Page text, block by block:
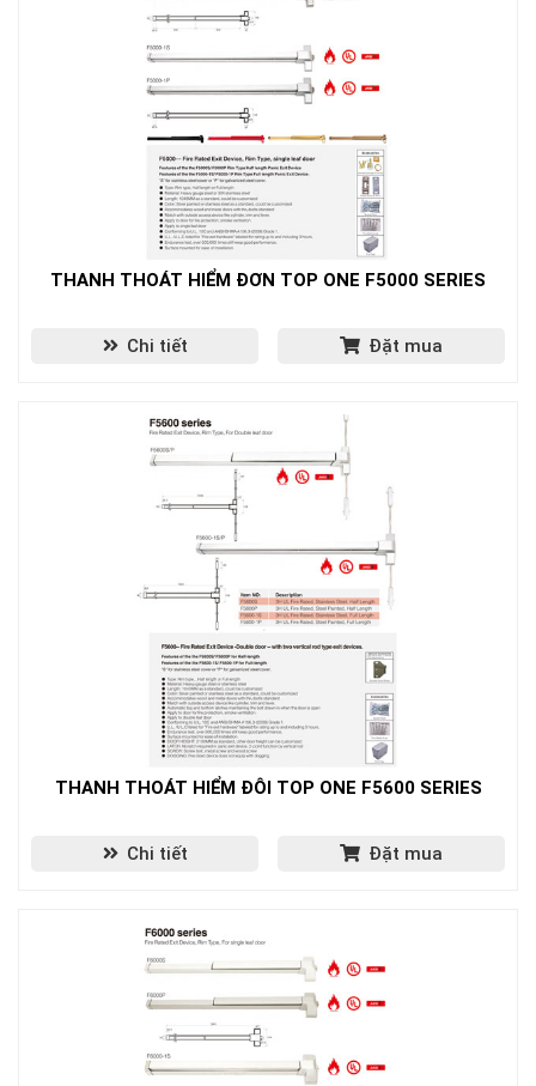
THANH THOÁT HIỂM ĐƠN TOP ONE F5000 SERIES
Chi tiết Đặt mua
THANH THOÁT HIỂM ĐÔI TOP ONE F5600 SERIES
Chi tiết Đặt mua